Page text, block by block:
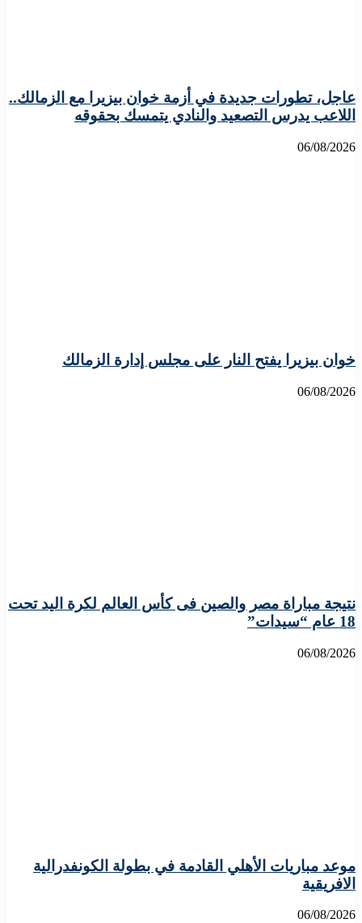
عاجل، تطورات جديدة في أزمة خوان بيزيرا مع الزمالك..
اللاعب يدرس التصعيد والنادي يتمسك بحقوقه
06/08/2026
خوان بيزيرا يفتح النار على مجلس إدارة الزمالك
06/08/2026
نتيجة مباراة مصر والصين فى كأس العالم لكرة اليد تحت
18 عام “سيدات”
06/08/2026
موعد مباريات الأهلي القادمة في بطولة الكونفدرالية
الافريقية
06/08/2026